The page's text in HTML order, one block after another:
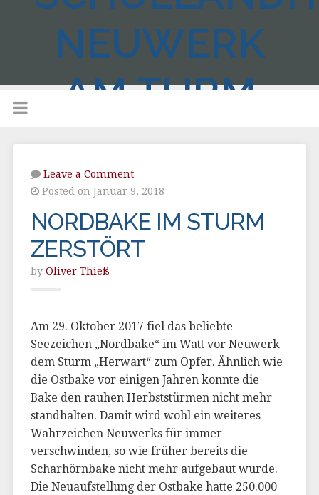
NEUWERK
AM TURM
Leave a Comment
Posted on Januar 9, 2018
NORDBAKE IM STURM
ZERSTÖRT
by Oliver Thieß
Am 29. Oktober 2017 fiel das beliebte
Seezeichen „Nordbake“ im Watt vor Neuwerk
dem Sturm „Herwart“ zum Opfer. Ähnlich wie
die Ostbake vor einigen Jahren konnte die
Bake den rauhen Herbststürmen nicht mehr
standhalten. Damit wird wohl ein weiteres
Wahrzeichen Neuwerks für immer
verschwinden, so wie früher bereits die
Scharhörnbake nicht mehr aufgebaut wurde.
Die Neuaufstellung der Ostbake hatte 250.000